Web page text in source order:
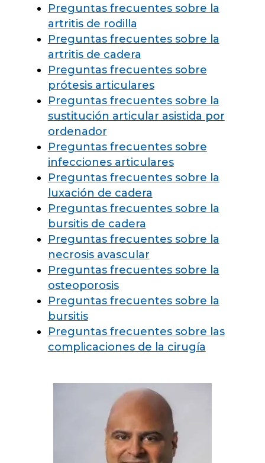
Preguntas frecuentes sobre la
artritis de rodilla
Preguntas frecuentes sobre la
artritis de cadera
Preguntas frecuentes sobre
prótesis articulares
Preguntas frecuentes sobre la
sustitución articular asistida por
ordenador
Preguntas frecuentes sobre
infecciones articulares
Preguntas frecuentes sobre la
luxación de cadera
Preguntas frecuentes sobre la
bursitis de cadera
Preguntas frecuentes sobre la
necrosis avascular
Preguntas frecuentes sobre la
osteoporosis
Preguntas frecuentes sobre la
bursitis
Preguntas frecuentes sobre las
complicaciones de la cirugía